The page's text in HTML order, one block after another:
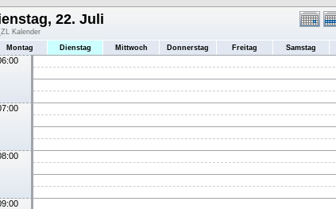
22. Juli
Kalender
Montag Dienstag Mittwoch Donnerstag Freitag Samstag